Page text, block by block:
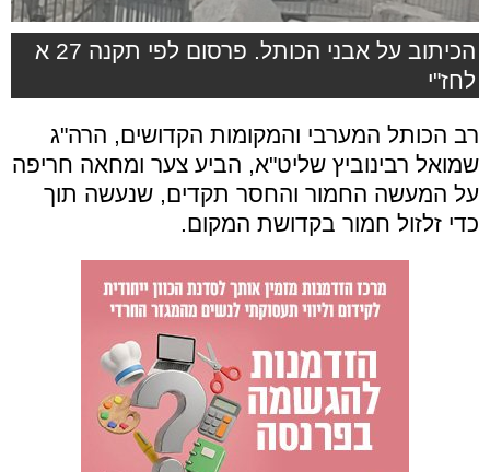
הכיתוב על אבני הכותל. פרסום לפי תקנה 27 א
לחז"י
רב הכותל המערבי והמקומות הקדושים, הרה"ג
שמואל רבינוביץ שליט"א, הביע צער ומחאה חריפה
על המעשה החמור והחסר תקדים, שנעשה תוך
כדי זלזול חמור בקדושת המקום.